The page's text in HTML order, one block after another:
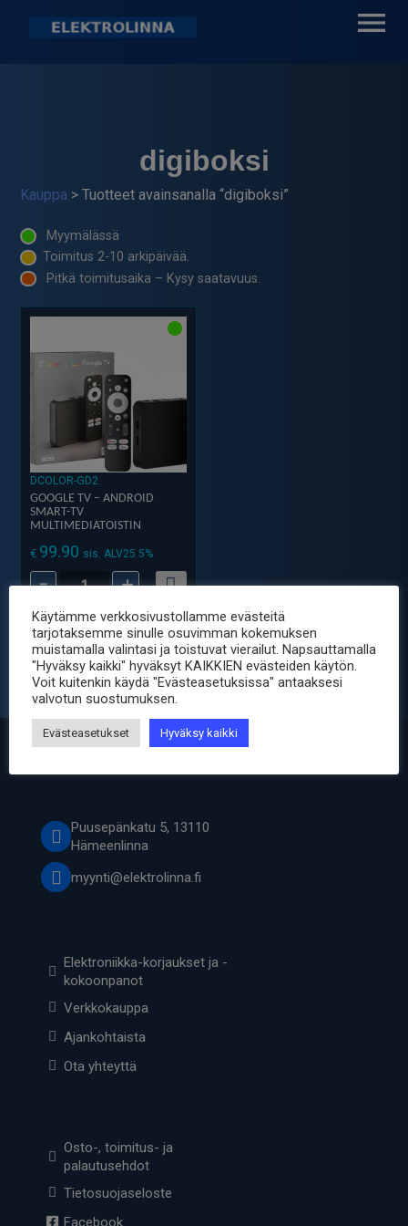
digiboksi
Kauppa > Tuotteet avainsanalla “digiboksi”
Myymälässä
Toimitus 2-10 arkipäivää.
Pitkä toimitusaika – Kysy saatavuus.
DCOLOR-GD2
GOOGLE TV – ANDROID
SMART-TV
MULTIMEDIATOISTIN
€ 99.90 sis. ALV25.5%
-
Google
-
Android
Smart-
TV
Multimediatoistin
määrä
+
Puusepänkatu 5, 13110
Hämeenlinna
myynti@elektrolinna.fi
Elektroniikka-korjaukset ja -
kokoonpanot
Verkkokauppa
Ajankohtaista
Ota yhteyttä
Osto-, toimitus- ja
palautusehdot
Tietosuojaseloste
Facebook
Käytämme verkkosivustollamme evästeitä
tarjotaksemme sinulle osuvimman kokemuksen
muistamalla valintasi ja toistuvat vierailut. Napsauttamalla
"Hyväksy kaikki" hyväksyt KAIKKIEN evästeiden käytön.
Voit kuitenkin käydä "Evästeasetuksissa" antaaksesi
valvotun suostumuksen.
Evästeasetukset Hyväksy kaikki